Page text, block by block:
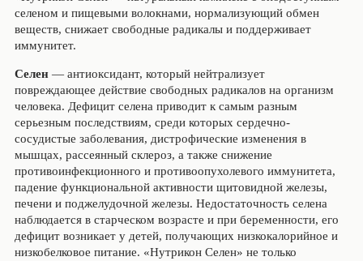
селеном и пищевыми волокнами, нормализующий обмен
веществ, снижает свободные радикалы и поддерживает
иммунитет.
Селен— антиоксидант, который нейтрализует
повреждающее действие свободных радикалов на организм
человека. Дефицит селена приводит к самым разным
серьезным последствиям, среди которых сердечно-
сосудистые заболевания, дистрофические изменения в
мышцах, рассеянный склероз, а также снижение
противоинфекционного и противоопухолевого иммунитета,
падение функциональной активности щитовидной железы,
печени и поджелудочной железы. Недостаточность селена
наблюдается в старческом возрасте и при беременности, его
дефицит возникает у детей, получающих низкокалорийное и
низкобелковое питание. «Нутрикон Селен» не только